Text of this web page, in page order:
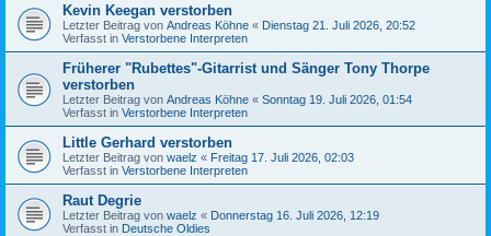
Kevin Keegan verstorben
Letzter Beitrag von Andreas Köhne « Dienstag 21. Juli 2026, 20:52
Verfasst in Verstorbene Interpreten
Früherer "Rubettes"-Gitarrist und Sänger Tony Thorpe
verstorben
Letzter Beitrag von Andreas Köhne « Sonntag 19. Juli 2026, 01:54
Verfasst in Verstorbene Interpreten
Little Gerhard verstorben
Letzter Beitrag von waelz « Freitag 17. Juli 2026, 02:03
Verfasst in Verstorbene Interpreten
Raut Degrie
Letzter Beitrag von waelz « Donnerstag 16. Juli 2026, 12:19
Verfasst in Deutsche Oldies